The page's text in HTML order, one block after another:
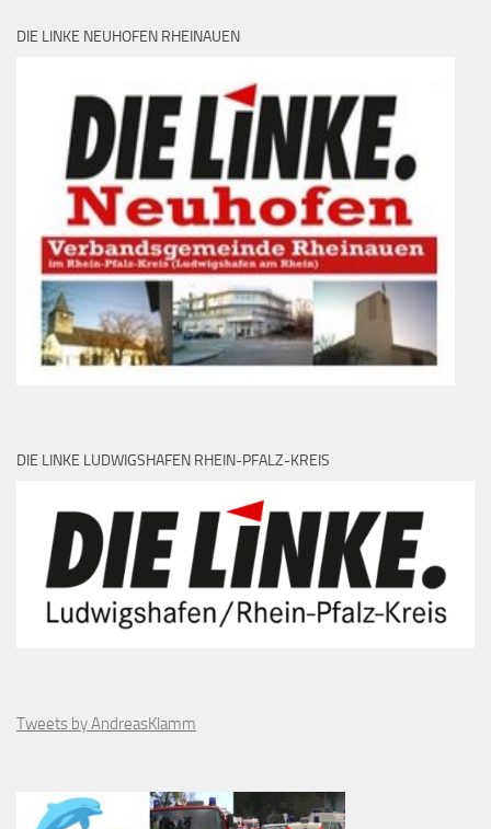
DIE LINKE NEUHOFEN RHEINAUEN
DIE LINKE LUDWIGSHAFEN RHEIN-PFALZ-KREIS
Tweets by AndreasKlamm